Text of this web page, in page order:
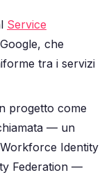
Service
che
tra i servizi
progetto come
— un
Identity
Federation —